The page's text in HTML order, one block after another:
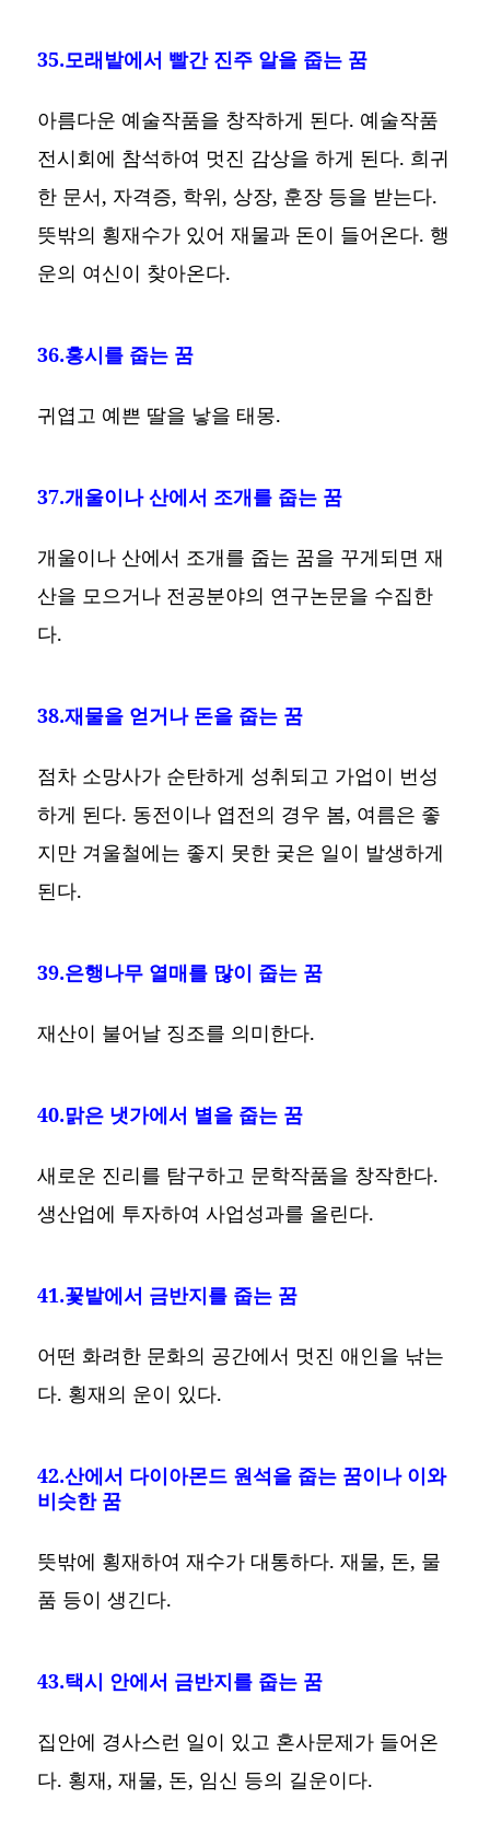
35.모래밭에서 빨간 진주 알을 줍는 꿈
아름다운 예술작품을 창작하게 된다. 예술작품
전시회에 참석하여 멋진 감상을 하게 된다. 희귀
한 문서, 자격증, 학위, 상장, 훈장 등을 받는다.
뜻밖의 횡재수가 있어 재물과 돈이 들어온다. 행
운의 여신이 찾아온다.
36.홍시를 줍는 꿈
귀엽고 예쁜 딸을 낳을 태몽.
37.개울이나 산에서 조개를 줍는 꿈
개울이나 산에서 조개를 줍는 꿈을 꾸게되면 재
산을 모으거나 전공분야의 연구논문을 수집한
다.
38.재물을 얻거나 돈을 줍는 꿈
점차 소망사가 순탄하게 성취되고 가업이 번성
하게 된다. 동전이나 엽전의 경우 봄, 여름은 좋
지만 겨울철에는 좋지 못한 궂은 일이 발생하게
된다.
39.은행나무 열매를 많이 줍는 꿈
재산이 불어날 징조를 의미한다.
40.맑은 냇가에서 별을 줍는 꿈
새로운 진리를 탐구하고 문학작품을 창작한다.
생산업에 투자하여 사업성과를 올린다.
41.꽃밭에서 금반지를 줍는 꿈
어떤 화려한 문화의 공간에서 멋진 애인을 낚는
다. 횡재의 운이 있다.
42.산에서 다이아몬드 원석을 줍는 꿈이나 이와
비슷한 꿈
뜻밖에 횡재하여 재수가 대통하다. 재물, 돈, 물
품 등이 생긴다.
43.택시 안에서 금반지를 줍는 꿈
집안에 경사스런 일이 있고 혼사문제가 들어온
다. 횡재, 재물, 돈, 임신 등의 길운이다.